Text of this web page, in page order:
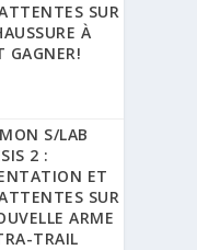
SUR
À
GAGNER!
S/LAB
2 :
ET
SUR
ARME
TRAIL